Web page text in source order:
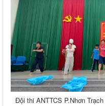
Đội thi ANTTCS P.Nhơn